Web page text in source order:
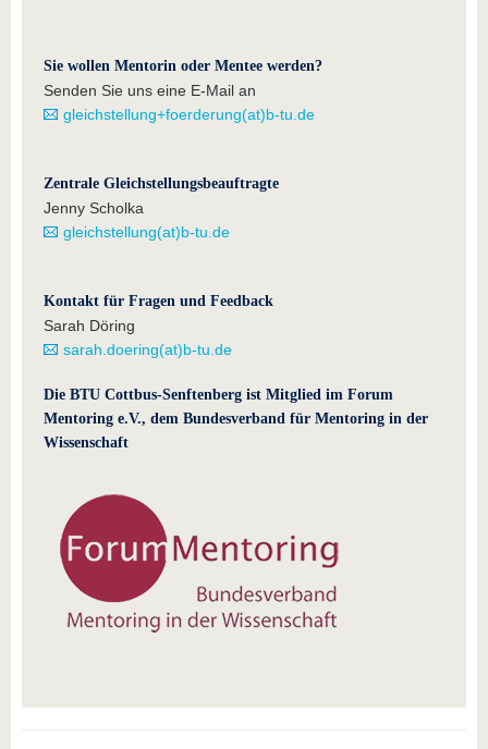
Sie wollen Mentorin oder Mentee werden?
Senden Sie uns eine E-Mail an
gleichstellung+foerderung(at)b-tu.de
Zentrale Gleichstellungsbeauftragte
Jenny Scholka
gleichstellung(at)b-tu.de
Kontakt für Fragen und Feedback
Sarah Döring
sarah.doering(at)b-tu.de
Die BTU Cottbus-Senftenberg ist Mitglied im Forum
Mentoring e.V., dem Bundesverband für Mentoring in der
Wissenschaft